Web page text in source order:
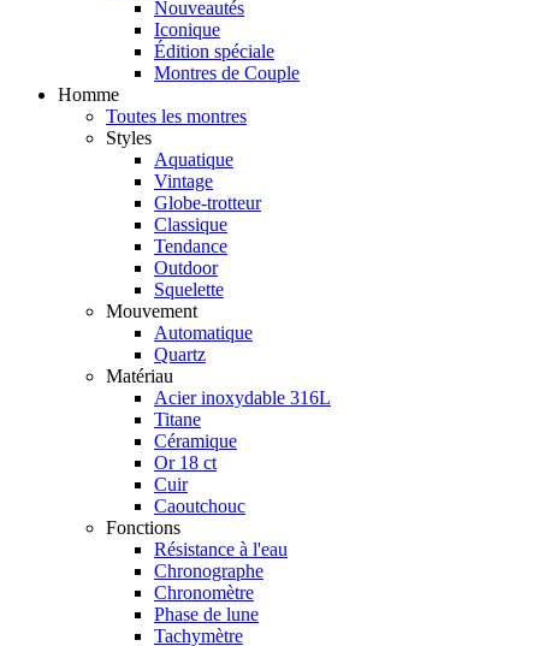
Nouveautés
Iconique
Édition spéciale
Montres de Couple
Homme
Toutes les montres
Styles
Aquatique
Vintage
Globe-trotteur
Classique
Tendance
Outdoor
Squelette
Mouvement
Automatique
Quartz
Matériau
Acier inoxydable 316L
Titane
Céramique
Or 18 ct
Cuir
Caoutchouc
Fonctions
Résistance à l'eau
Chronographe
Chronomètre
Phase de lune
Tachymètre